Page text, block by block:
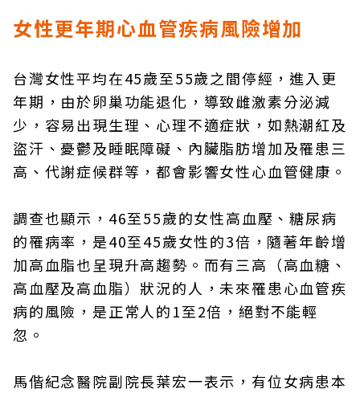
女性更年期心血管疾病風險增加
台灣女性平均在45歲至55歲之間停經，進入更
年期，由於卵巢功能退化，導致雌激素分泌減
少，容易出現生理、心理不適症狀，如熱潮紅及
盜汗、憂鬱及睡眠障礙、內臟脂肪增加及罹患三
高、代謝症候群等，都會影響女性心血管健康。
調查也顯示，46至55歲的女性高血壓、糖尿病
的罹病率，是40至45歲女性的3倍，隨著年齡增
加高血脂也呈現升高趨勢。而有三高（高血糖、
高血壓及高血脂）狀況的人，未來罹患心血管疾
病的風險，是正常人的1至2倍，絕對不能輕
忽。
馬偕紀念醫院副院長葉宏一表示，有位女病患本